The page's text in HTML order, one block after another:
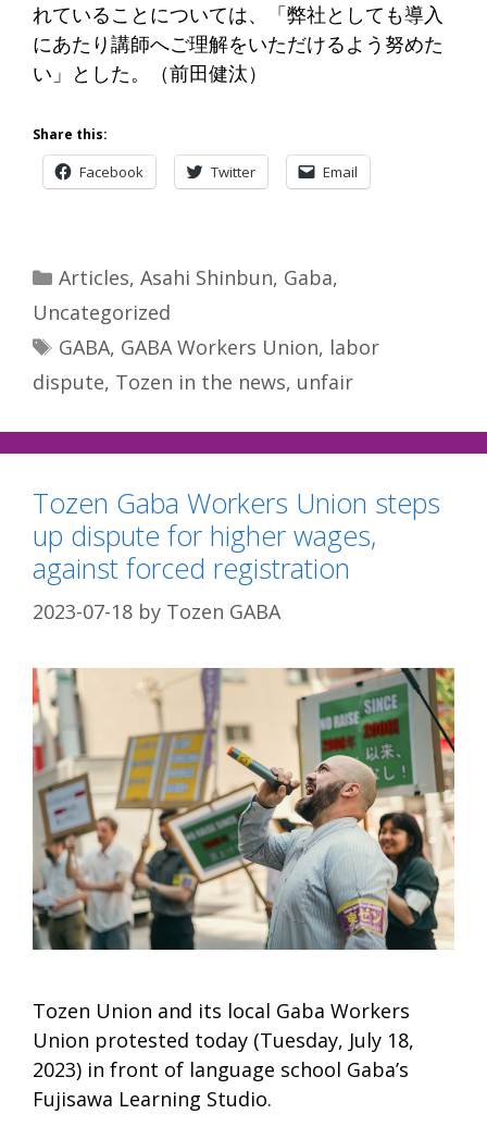
れていることについては、「弊社としても導入
にあたり講師へご理解をいただけるよう努めた
い」とした。
（前田健汰）
Share this:
Facebook Twitter Email
Categories
Articles, Asahi Shinbun, Gaba,
Uncategorized
Tags
GABA, GABA Workers Union, labor
dispute, Tozen in the news, unfair
Tozen Gaba Workers Union steps
up dispute for higher wages,
against forced registration
2023-07-18 by Tozen GABA
Tozen Union and its local Gaba Workers
Union protested today (Tuesday, July 18,
2023) in front of language school Gaba’s
Fujisawa Learning Studio.